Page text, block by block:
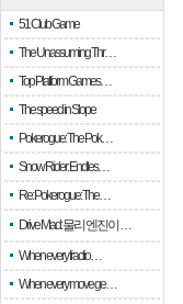
51 Club Game
The Unassuming Thr…
Top Platform Games…
The speed in Slope
Pokerogue: The Pok…
Snow Rider: Endles…
Re: Pokerogue: The…
Drive Mad: 물리 엔진이 …
When every fractio…
When every move ge…